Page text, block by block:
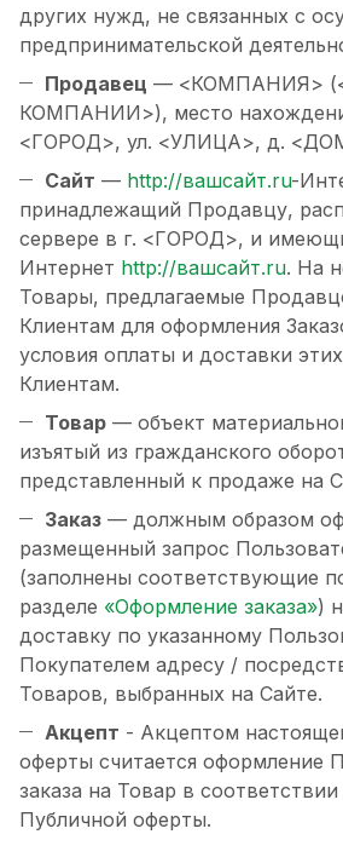
других нужд, не связанных с
предпринимательской
Продавец — <КОМПАНИЯ>
КОМПАНИИ>), место
<ГОРОД>, ул. <УЛИЦА>, д.
Сайт — http://вашсайт.ru-
принадлежащий Продавцу,
сервере в г. <ГОРОД>, и
Интернет http://вашсайт.ru. На
Товары, предлагаемые
Клиентам для оформления
условия оплаты и доставки
Клиентам.
Товар — объект
изъятый из гражданского
представленный к продаже на
Заказ — должным образом
размещенный запрос
(заполнены соответствующие
разделе «Оформление заказа»)
доставку по указанному
Покупателем адресу /
Товаров, выбранных на Сайте.
Акцепт - Акцептом
оферты считается оформление
заказа на Товар в
Публичной оферты.